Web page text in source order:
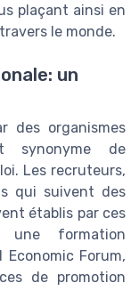
plaçant ainsi en
le monde.
un
des organismes
synonyme de
Les recruteurs,
qui suivent des
établis par ces
une formation
Forum,
de promotion